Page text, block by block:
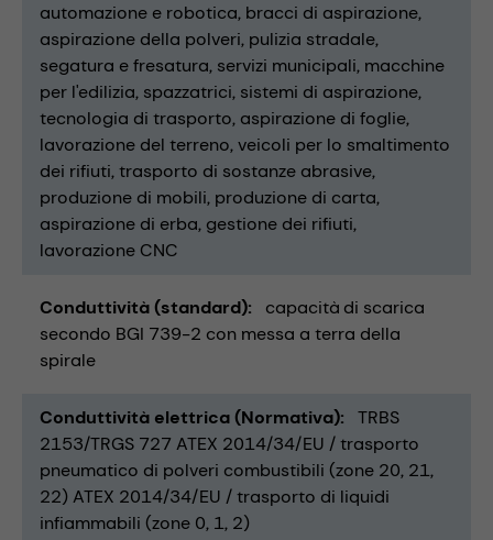
automazione e robotica bracci di aspirazione
aspirazione della polveri pulizia stradale
segatura e fresatura servizi municipali macchine
per l'edilizia spazzatrici sistemi di aspirazione
tecnologia di trasporto aspirazione di foglie
lavorazione del terreno veicoli per lo smaltimento
dei rifiuti trasporto di sostanze abrasive
produzione di mobili produzione di carta
aspirazione di erba gestione dei rifiuti
lavorazione CNC
Conduttività (standard)
capacità di scarica
secondo BGI 739-2 con messa a terra della
spirale
Conduttività elettrica (Normativa)
TRBS
2153/TRGS 727 ATEX 2014/34/EU / trasporto
pneumatico di polveri combustibili (zone 20, 21,
22) ATEX 2014/34/EU / trasporto di liquidi
infiammabili (zone 0, 1, 2)